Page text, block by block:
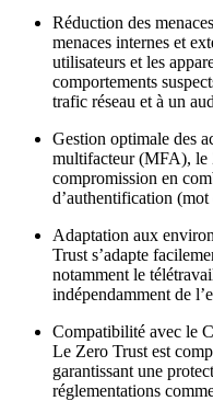
Réduction des
menaces internes et
utilisateurs et les
comportements
trafic réseau et à un
Gestion optimale des
multifacteur (MFA), le
compromission en
d’authentification
Adaptation aux
Trust s’adapte
notamment le
indépendamment de
Compatibilité avec le
Le Zero Trust est
garantissant une
réglementations